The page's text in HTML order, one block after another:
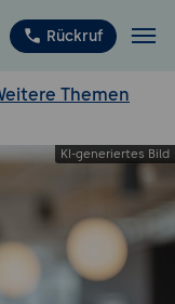
Rückruf
Themen